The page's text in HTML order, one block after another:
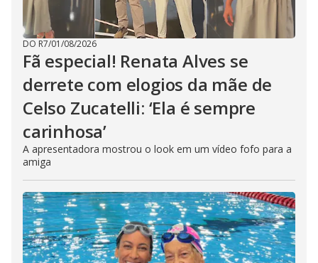
DO R7/01/08/2026
Fã especial! Renata Alves se
derrete com elogios da mãe de
Celso Zucatelli: ‘Ela é sempre
carinhosa’
A apresentadora mostrou o look em um vídeo fofo para a
amiga